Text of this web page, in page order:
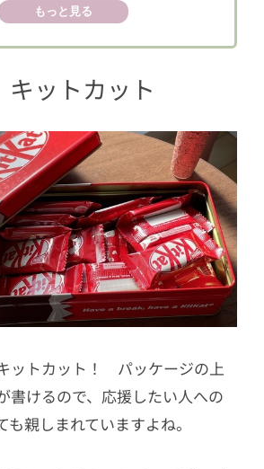
なえるソースの勝つター
ゲンを担ごう！合格串勝つ
もっと見る
キットカット
ットカット！ パッケージの上
書けるので、応援したい人への
も親しまれていますよね。